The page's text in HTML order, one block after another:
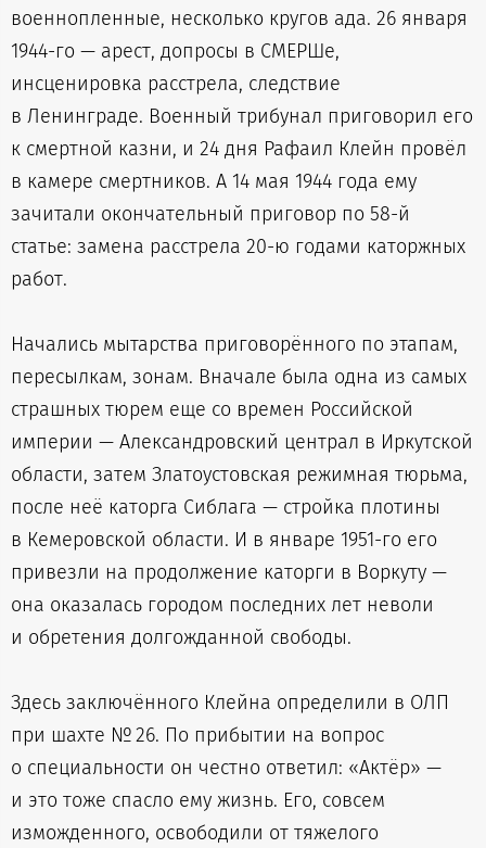
военнопленные, несколько кругов ада. 26 января
1944-го — арест, допросы в СМЕРШе,
инсценировка расстрела, следствие
в Ленинграде. Военный трибунал приговорил его
к смертной казни, и 24 дня Рафаил Клейн провёл
в камере смертников. А 14 мая 1944 года ему
зачитали окончательный приговор по 58-й
статье: замена расстрела 20-ю годами каторжных
работ.
Начались мытарства приговорённого по этапам,
пересылкам, зонам. Вначале была одна из самых
страшных тюрем еще со времен Российской
империи — Александровский централ в Иркутской
области, затем Златоустовская режимная тюрьма,
после неё каторга Сиблага — стройка плотины
в Кемеровской области. И в январе 1951-го его
привезли на продолжение каторги в Воркуту —
она оказалась городом последних лет неволи
и обретения долгожданной свободы.
Здесь заключённого Клейна определили в ОЛП
при шахте № 26. По прибытии на вопрос
о специальности он честно ответил: «Актёр» —
и это тоже спасло ему жизнь. Его, совсем
изможденного, освободили от тяжелого